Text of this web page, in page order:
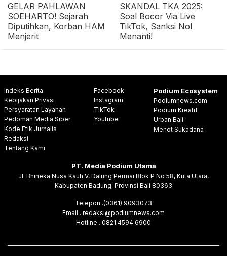
GELAR PAHLAWAN
SOEHARTO! Sejarah
Diputihkan, Korban HAM
Menjerit
SKANDAL TKA 2025:
Soal Bocor Via Live
TikTok, Sanksi Nol
Menanti!
Indeks Berita
Kebijakan Privasi
Persyaratan Layanan
Pedoman Media Siber
Kode Etik Jurnalis
Redaksi
Tentang Kami
Facebook
Instagram
TikTok
Youtube
Podium Ecosystem
Podiumnews.com
Podium Kreatif
Urban Bali
Menot Sukadana
PT. Media Podium Utama
Jl. Bhineka Nusa Kauh V, Dalung Permai Blok P No 58, Kuta Utara,
Kabupaten Badung, Provinsi Bali 80363
Telepon .(0361) 9093073
Email . redaksi@podiumnews.com
Hotline . 0821 4594 6900